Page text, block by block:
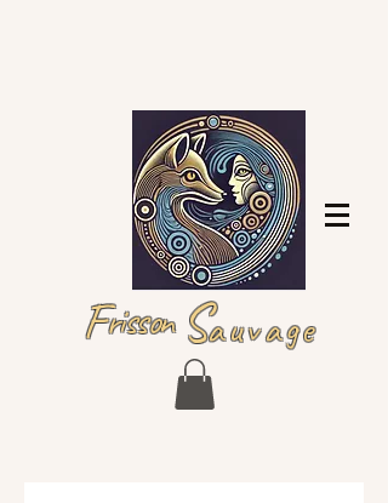
Frisson auvage
Se connecter
S